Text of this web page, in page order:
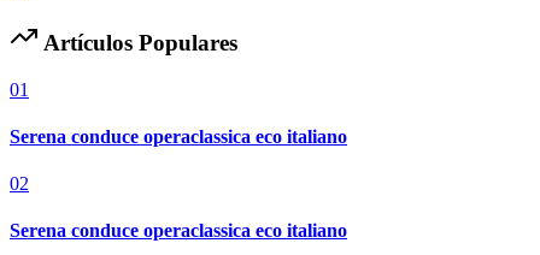
Artículos Populares
01
Serena conduce operaclassica eco italiano
02
Serena conduce operaclassica eco italiano